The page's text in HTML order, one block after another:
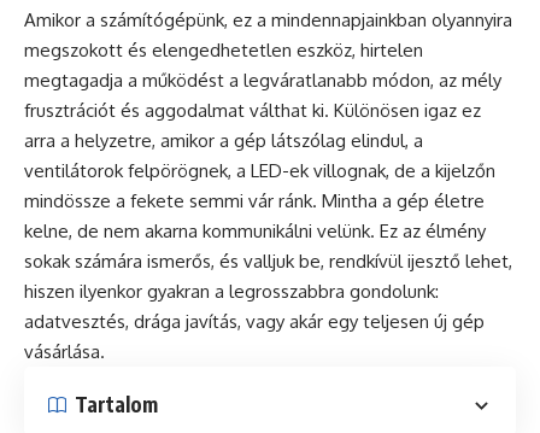
Amikor a számítógépünk, ez a mindennapjainkban olyannyira
megszokott és elengedhetetlen eszköz, hirtelen
megtagadja a működést a legváratlanabb módon, az mély
frusztrációt és aggodalmat válthat ki. Különösen igaz ez
arra a helyzetre, amikor a gép látszólag elindul, a
ventilátorok felpörögnek, a LED-ek villognak, de a kijelzőn
mindössze a fekete semmi vár ránk. Mintha a gép életre
kelne, de nem akarna kommunikálni velünk. Ez az élmény
sokak számára ismerős, és valljuk be, rendkívül ijesztő lehet,
hiszen ilyenkor gyakran a legrosszabbra gondolunk:
adatvesztés, drága javítás, vagy akár egy teljesen új gép
vásárlása.
Tartalom